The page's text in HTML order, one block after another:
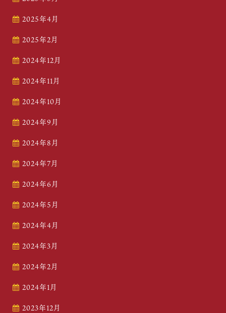
2025年4月
2025年2月
2024年12月
2024年11月
2024年10月
2024年9月
2024年8月
2024年7月
2024年6月
2024年5月
2024年4月
2024年3月
2024年2月
2024年1月
2023年12月